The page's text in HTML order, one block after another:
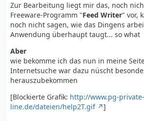
Zur Bearbeitung liegt mir das, noch
Freeware-Programm "Feed Writer" vor,
noch nicht sagen, wie das Dingens
Anwendung überhaupt taugt... so what
Aber
wie bekomme ich das nun in meine
Internetsuche war dazu nüscht
herauszubekommen
[Blockierte Grafik: http://www.pg-private-
line.de/dateien/help2T.gif
]